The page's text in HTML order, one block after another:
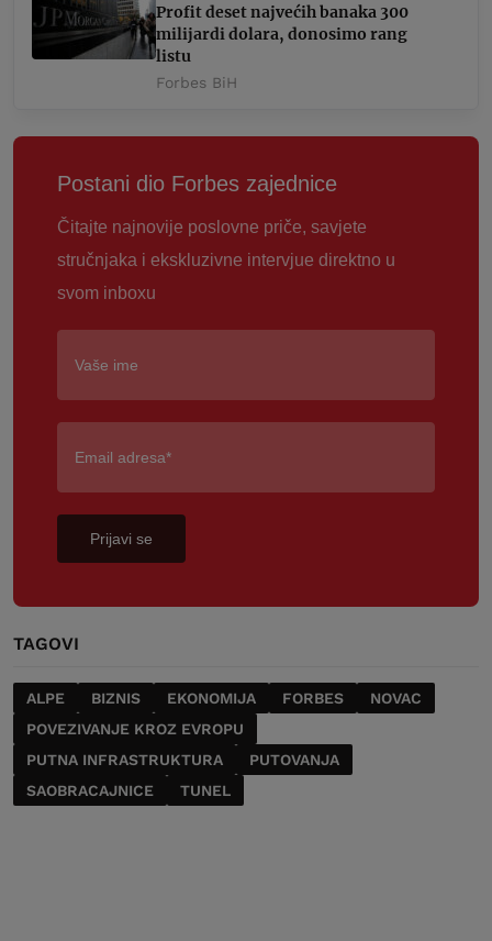
Profit deset najvećih banaka 300
milijardi dolara, donosimo rang
listu
Forbes BiH
Postani dio Forbes zajednice
Čitajte najnovije poslovne priče, savjete
stručnjaka i ekskluzivne intervjue direktno u
svom inboxu
Prijavi se
TAGOVI
ALPE BIZNIS EKONOMIJA FORBES
NOVAC
POVEZIVANJE KROZ EVROPU
PUTNA INFRASTRUKTURA
PUTOVANJA
SAOBRACAJNICE
TUNEL